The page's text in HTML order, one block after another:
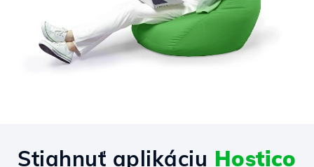
Stiahnuť aplikáciu Hostico